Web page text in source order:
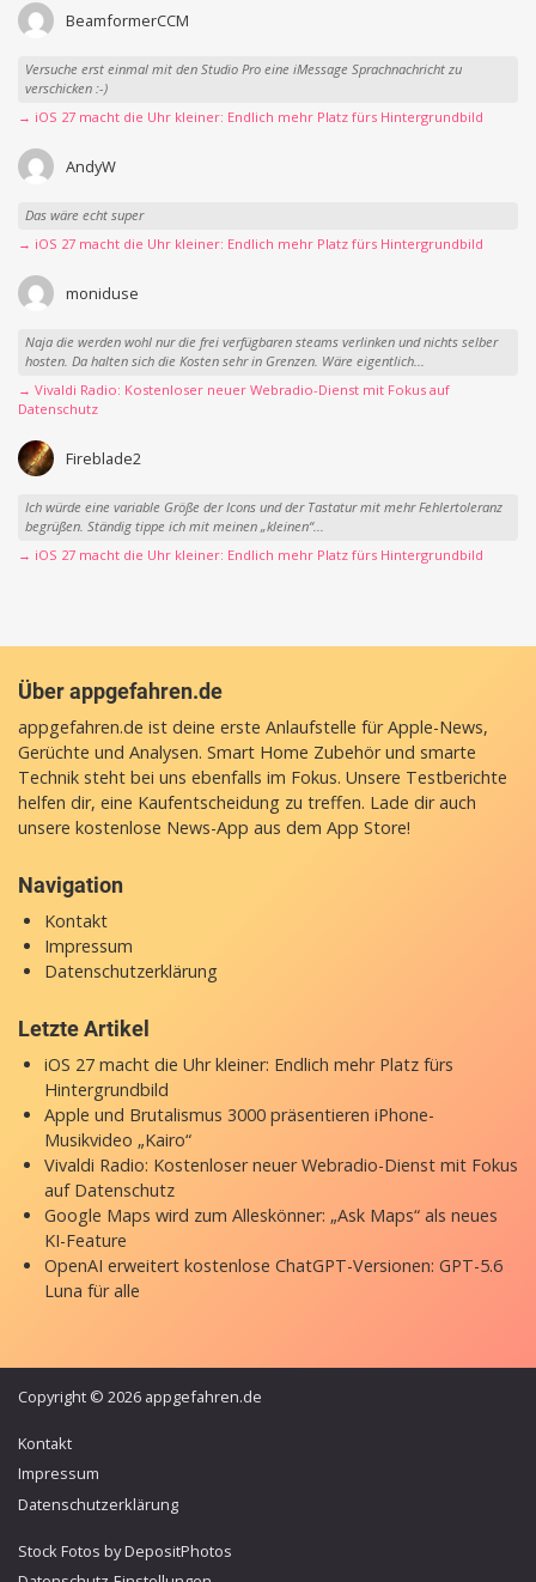
BeamformerCCM
Versuche erst einmal mit den Studio Pro eine iMessage Sprachnachricht zu
verschicken :-)
→ iOS 27 macht die Uhr kleiner: Endlich mehr Platz fürs Hintergrundbild
AndyW
Das wäre echt super
→ iOS 27 macht die Uhr kleiner: Endlich mehr Platz fürs Hintergrundbild
moniduse
Naja die werden wohl nur die frei verfügbaren steams verlinken und nichts selber
hosten. Da halten sich die Kosten sehr in Grenzen. Wäre eigentlich...
→ Vivaldi Radio: Kostenloser neuer Webradio-Dienst mit Fokus auf
Datenschutz
Fireblade2
Ich würde eine variable Größe der Icons und der Tastatur mit mehr Fehlertoleranz
begrüßen. Ständig tippe ich mit meinen „kleinen“...
→ iOS 27 macht die Uhr kleiner: Endlich mehr Platz fürs Hintergrundbild
Über appgefahren.de
appgefahren.de ist deine erste Anlaufstelle für Apple-News,
Gerüchte und Analysen. Smart Home Zubehör und smarte
Technik steht bei uns ebenfalls im Fokus. Unsere Testberichte
helfen dir, eine Kaufentscheidung zu treffen. Lade dir auch
unsere kostenlose News-App aus dem App Store!
Navigation
Kontakt
Impressum
Datenschutzerklärung
Letzte Artikel
iOS 27 macht die Uhr kleiner: Endlich mehr Platz fürs
Hintergrundbild
Apple und Brutalismus 3000 präsentieren iPhone-
Musikvideo „Kairo“
Vivaldi Radio: Kostenloser neuer Webradio-Dienst mit Fokus
auf Datenschutz
Google Maps wird zum Alleskönner: „Ask Maps“ als neues
KI-Feature
OpenAI erweitert kostenlose ChatGPT-Versionen: GPT-5.6
Luna für alle
Copyright © 2026 appgefahren.de
Kontakt
Impressum
Datenschutzerklärung
Stock Fotos by DepositPhotos